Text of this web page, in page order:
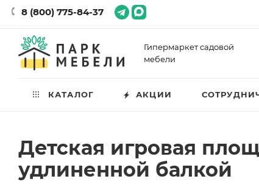
8 (800) 775-84-37
Гипермаркет садовой
мебели
КАТАЛОГ АКЦИИ
Детская игровая
удлиненной балкой